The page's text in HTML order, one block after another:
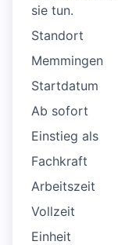
sie tun.
Standort
Memmingen
Startdatum
Ab sofort
Einstieg als
Fachkraft
Arbeitszeit
Vollzeit
Einheit